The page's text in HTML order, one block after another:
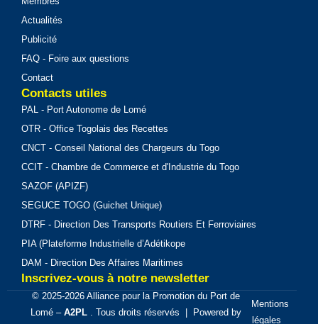
Actualités
Publicité
FAQ - Foire aux questions
Contact
Contacts utiles
PAL - Port Autonome de Lomé
OTR - Office Togolais des Recettes
CNCT - Conseil National des Chargeurs du Togo
CCIT - Chambre de Commerce et d'Industrie du Togo
SAZOF (APIZF)
SEGUCE TOGO (Guichet Unique)
DTRF - Direction Des Transports Routiers Et Ferroviaires
PIA (Plateforme Industrielle d’Adétikope
DAM - Direction Des Affaires Maritimes
Inscrivez-vous à notre newsletter
© 2025-2026 Alliance pour la Promotion du Port de
Lomé –A2PL
. Tous droits réservés | Powered by
Mentions
légales